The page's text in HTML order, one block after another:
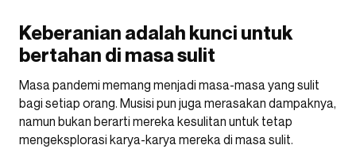
Keberanian adalah kunci untuk
bertahan di masa sulit
Masa pandemi memang menjadi masa-masa yang sulit
bagi setiap orang. Musisi pun juga merasakan dampaknya,
namun bukan berarti mereka kesulitan untuk tetap
mengeksplorasi karya-karya mereka di masa sulit.